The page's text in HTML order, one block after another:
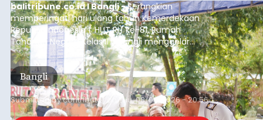
balitribune.co.id I Bangli -Serangkian
memperingati hari ulang tahun Kemerdekaan
Republik Indonesia ( HUT RI) ke-81, Rumah
Tahanan Negara Kelas II B Bangli menggelar
kegiatan pemeriksaan kesehatan gratis, Rabu
(6/8/2026).
Bangli
Submitted bycontributor Thu, 08/06/2026 - 20:56